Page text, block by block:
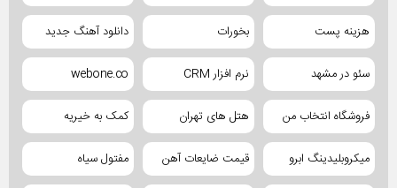
هزینه پست بخورات دانلود آهنگ جدید
سئو در مشهد نرم افزار CRM webone.co
فروشگاه انتخاب من هتل های تهران کمک به خیریه
میکروبلیدینگ ابرو قیمت ضایعات آهن مفتول سیاه